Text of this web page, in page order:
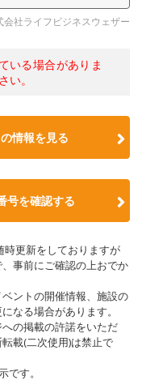
社ライフビジネスウェザー
いる場合がありま
い。
情報を見る
号を確認する
更新をしておりますが
事前にご確認の上おでか
ントの開催情報、施設の
なる場合があります。
の掲載の許諾をいただ
載(二次使用)は禁止で
す。